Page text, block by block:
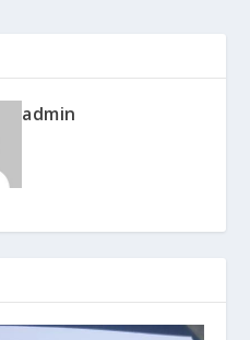
admin